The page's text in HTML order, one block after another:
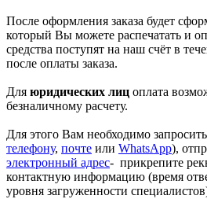
После оформления заказа будет
который Вы можете распечатать и
средства поступят на наш счёт в
после оплаты заказа.
Для юридических лиц оплата
безналичному расчету.
Для этого Вам необходимо
телефону, почте или WhatsApp),
электронный адрес- прикрепите
контактную информацию (время
уровня загруженности